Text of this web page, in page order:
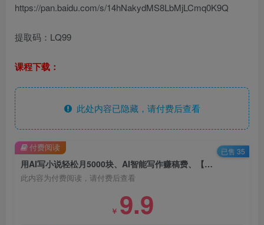
https://pan.baidu.com/s/14hNakydMS8LbMjLCmq0K9Q
提取码：LQ99
课程下载：
此处内容已隐藏，请付费后查看
用AI写小说轻松月5000块、AI智能写作赚稿费、【附加一对一指导】
此内容为付费阅读，请付费后查看
￥ 9.9
付费阅读 已售 35